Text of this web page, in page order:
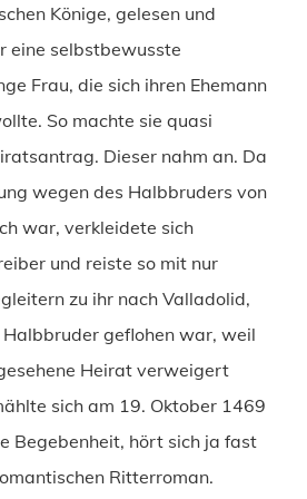
Könige, gelesen und
eine selbstbewusste
Frau, die sich ihren Ehemann
So machte sie quasi
Dieser nahm an. Da
wegen des Halbbruders von
war, verkleidete sich
und reiste so mit nur
zu ihr nach Valladolid,
geflohen war, weil
Heirat verweigert
sich am 19. Oktober 1469
Begebenheit, hört sich ja fast
Ritterroman.